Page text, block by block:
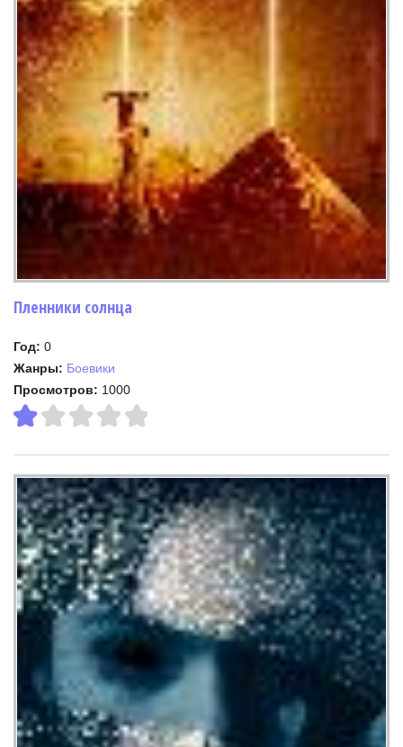
Пленники солнца
Год: 0
Жанры: Боевики
Просмотров: 1000